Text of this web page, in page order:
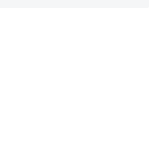
al revestimiento